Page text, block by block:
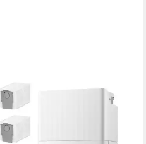
ROBOROCK
Saugroboter mit
Wischfunktion Qrevo S Pro,
verbessert von QV 35A,